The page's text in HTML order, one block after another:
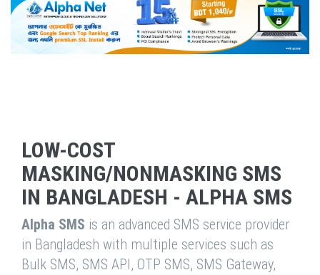
LOW-COST
MASKING/NONMASKING SMS
IN BANGLADESH - ALPHA SMS
Alpha SMS is an advanced SMS service provider
in Bangladesh with multiple services such as
Bulk SMS, SMS API, OTP SMS, SMS Gateway,